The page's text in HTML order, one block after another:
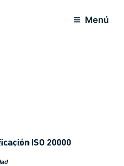
Menú
2010ISO 20000